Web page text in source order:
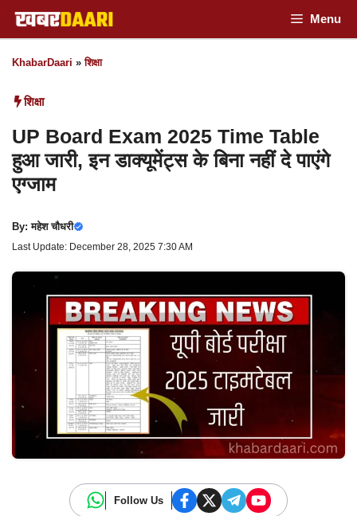
Skip
to
content
Menu
KhabarDaari »शिक्षा
शिक्षा
UP Board Exam 2025 Time Table
हुआ जारी, इन डाक्यूमेंट्स के बिना नहीं दे पाएंगे
एग्जाम
By:महेश चौधरी
Last Update: December 28, 2025 7:30 AM
Follow Us